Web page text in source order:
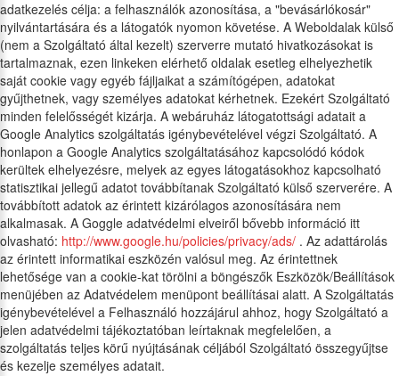
adatkezelés célja: a felhasználók azonosítása, a "bevásárlókosár"
nyilvántartására és a látogatók nyomon követése. A Weboldalak külső
(nem a Szolgáltató által kezelt) szerverre mutató hivatkozásokat is
tartalmaznak, ezen linkeken elérhető oldalak esetleg elhelyezhetik
saját cookie vagy egyéb fájljaikat a számítógépen, adatokat
gyűjthetnek, vagy személyes adatokat kérhetnek. Ezekért Szolgáltató
minden felelősségét kizárja. A webáruház látogatottsági adatait a
Google Analytics szolgáltatás igénybevételével végzi Szolgáltató. A
honlapon a Google Analytics szolgáltatásához kapcsolódó kódok
kerültek elhelyezésre, melyek az egyes látogatásokhoz kapcsolható
statisztikai jellegű adatot továbbítanak Szolgáltató külső szerverére. A
továbbított adatok az érintett kizárólagos azonosítására nem
alkalmasak. A Goggle adatvédelmi elveiről bővebb információ itt
olvasható: http://www.google.hu/policies/privacy/ads/ . Az adattárolás
az érintett informatikai eszközén valósul meg. Az érintettnek
lehetősége van a cookie-kat törölni a böngészők Eszközök/Beállítások
menüjében az Adatvédelem menüpont beállításai alatt. A Szolgáltatás
igénybevételével a Felhasználó hozzájárul ahhoz, hogy Szolgáltató a
jelen adatvédelmi tájékoztatóban leírtaknak megfelelően, a
szolgáltatás teljes körű nyújtásának céljából Szolgáltató összegyűjtse
és kezelje személyes adatait.